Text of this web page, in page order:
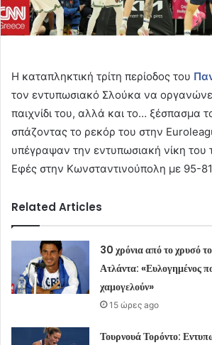
Η καταπληκτική τρίτη περίοδος του
τον εντυπωσιακό Σλούκα να
παιχνίδι του, αλλά και το… ξέσπασμα
σπάζοντας το ρεκόρ του στην
υπέγραψαν την εντυπωσιακή νίκη του
Εφές στην Κωνσταντινούπολη με 95-
Related Articles
30 χρόνια από το χρυσό
Ατλάντα: «Ευλογημένος
χαμογελούν»
15 ώρες ago
Τουρνουά Τορόντο: